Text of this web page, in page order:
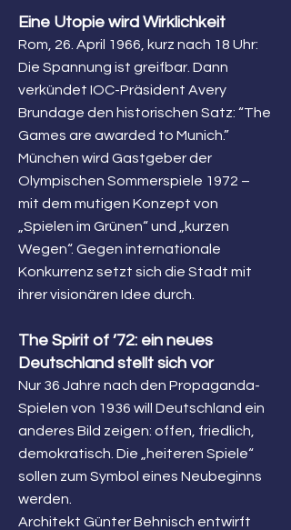
Eine Utopie wird Wirklichkeit
Rom, 26. April 1966, kurz nach 18 Uhr:
Die Spannung ist greifbar. Dann
verkündet IOC-Präsident Avery
Brundage den historischen Satz: “The
Games are awarded to Munich.”
München wird Gastgeber der
Olympischen Sommerspiele 1972 –
mit dem mutigen Konzept von
„Spielen im Grünen“ und „kurzen
Wegen“. Gegen internationale
Konkurrenz setzt sich die Stadt mit
ihrer visionären Idee durch.
The Spirit of ’72: ein neues
Deutschland stellt sich vor
Nur 36 Jahre nach den Propaganda-
Spielen von 1936 will Deutschland ein
anderes Bild zeigen: offen, friedlich,
demokratisch. Die „heiteren Spiele“
sollen zum Symbol eines Neubeginns
werden.
Architekt Günter Behnisch entwirft